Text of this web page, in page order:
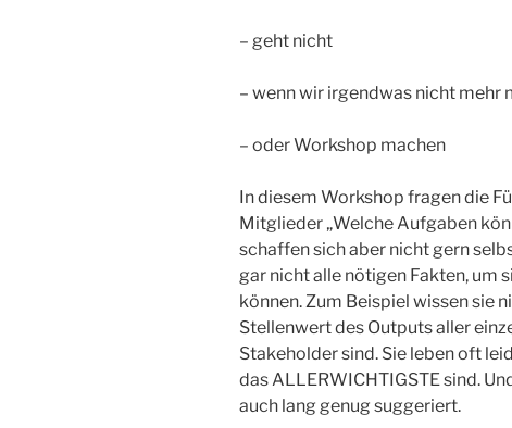
– geht nicht
– wenn wir irgendwas nicht mehr
– oder Workshop machen
In diesem Workshop fragen die
Mitglieder „Welche Aufgaben
schaffen sich aber nicht gern
gar nicht alle nötigen Fakten, um
können. Zum Beispiel wissen sie
Stellenwert des Outputs aller
Stakeholder sind. Sie leben oft
das ALLERWICHTIGSTE sind.
auch lang genug suggeriert.